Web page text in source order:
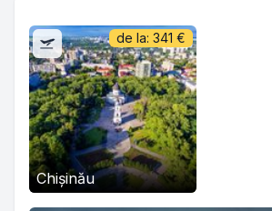
Chișinău
de la: 341 €